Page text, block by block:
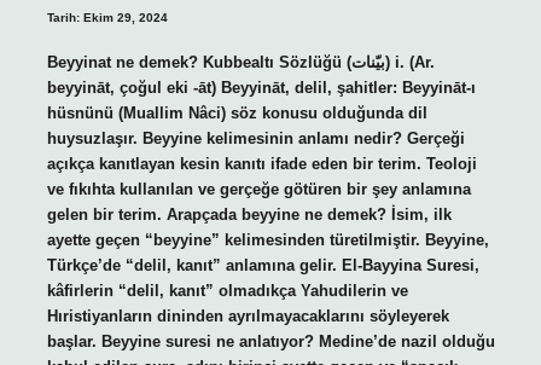
Tarih: Ekim 29, 2024
Beyyinat ne demek? Kubbealtı Sözlüğü (ﺑﻴّﻨﺎﺕ) i. (Ar.
beyyināt, çoğul eki -āt) Beyyināt, delil, şahitler: Beyyināt-ı
hüsnünü (Muallim Nâci) söz konusu olduğunda dil
huysuzlaşır. Beyyine kelimesinin anlamı nedir? Gerçeği
açıkça kanıtlayan kesin kanıtı ifade eden bir terim. Teoloji
ve fıkıhta kullanılan ve gerçeğe götüren bir şey anlamına
gelen bir terim. Arapçada beyyine ne demek? İsim, ilk
ayette geçen “beyyine” kelimesinden türetilmiştir. Beyyine,
Türkçe’de “delil, kanıt” anlamına gelir. El-Bayyina Suresi,
kâfirlerin “delil, kanıt” olmadıkça Yahudilerin ve
Hıristiyanların dininden ayrılmayacaklarını söyleyerek
başlar. Beyyine suresi ne anlatıyor? Medine’de nazil olduğu